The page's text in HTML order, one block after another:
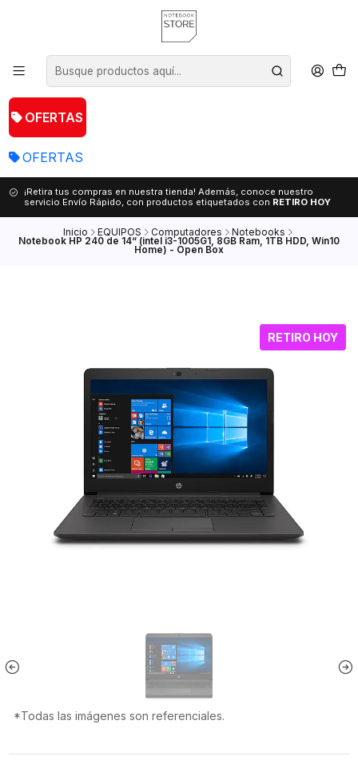
OFERTAS
OFERTAS
¡Retira tus compras en nuestra tienda! Además, conoce nuestro
servicio Envío Rápido, con productos etiquetados con RETIRO HOY
Inicio EQUIPOS Computadores Notebooks
Notebook HP 240 de 14“ (intel i3-1005G1, 8GB Ram, 1TB HDD, Win10
Home) - Open Box
RETIRO HOY
*Todas las imágenes son referenciales.